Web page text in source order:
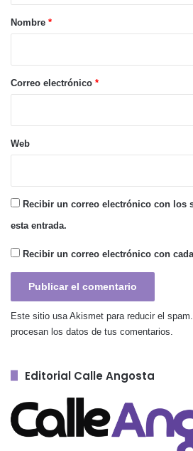
r
*
Nombre *
Correo electrónico *
Web
Recibir un correo electrónico con los
esta entrada.
Recibir un correo electrónico con
Este sitio usa Akismet para reducir el spam.
procesan los datos de tus comentarios.
Editorial Calle Angosta